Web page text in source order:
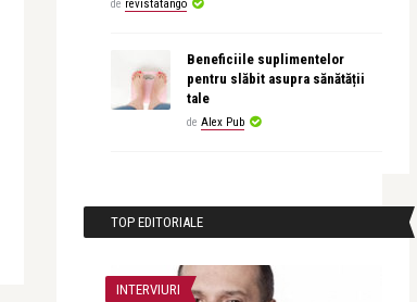
de revistatango
Beneficiile suplimentelor
pentru slăbit asupra sănătății
tale
de Alex Pub
TOP EDITORIALE
INTERVIURI